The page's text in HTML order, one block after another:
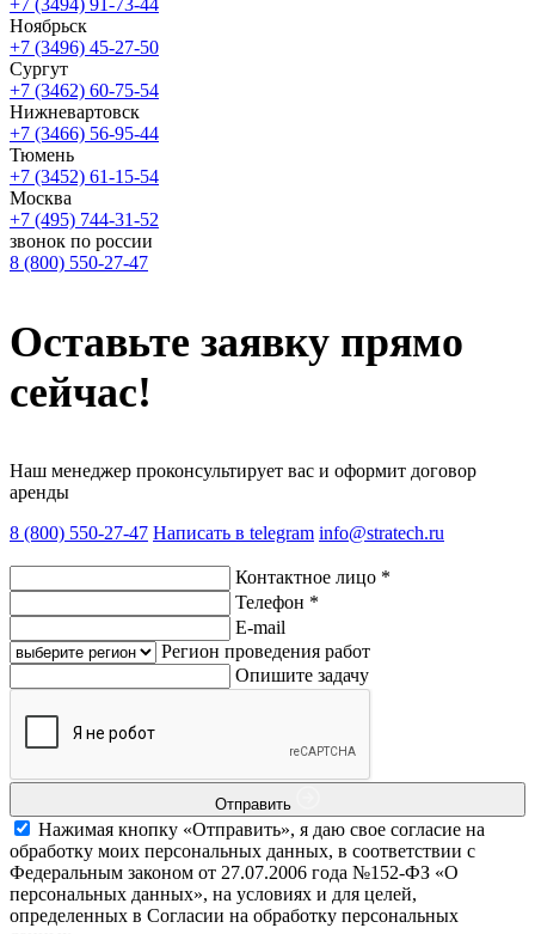
+7 (3494) 91-73-44
Ноябрьск
+7 (3496) 45-27-50
Сургут
+7 (3462) 60-75-54
Нижневартовск
+7 (3466) 56-95-44
Тюмень
+7 (3452) 61-15-54
Москва
+7 (495) 744-31-52
звонок по россии
8 (800) 550-27-47
Оставьте заявку прямо
сейчас!
Наш менеджер проконсультирует вас и оформит договор
аренды
8 (800) 550-27-47 Написать в telegram info@stratech.ru
Контактное лицо *
Телефон *
E-mail
Регион проведения работ
Опишите задачу
Отправить
Нажимая кнопку «Отправить», я даю свое согласие на
обработку моих персональных данных, в соответствии с
Федеральным законом от 27.07.2006 года №152-ФЗ «О
персональных данных», на условиях и для целей,
определенных в Согласии на обработку персональных